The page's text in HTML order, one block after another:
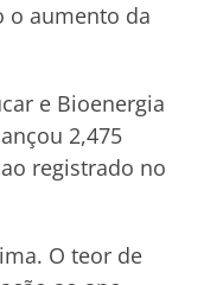
o aumento da
e Bioenergia
2,475
registrado no
O teor de